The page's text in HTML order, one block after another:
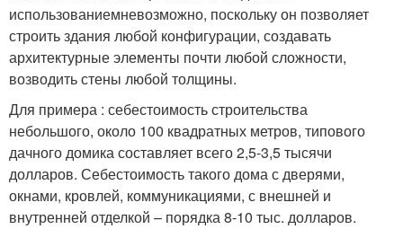
использованиемневозможно, поскольку он позволяет
строить здания любой конфигурации, создавать
архитектурные элементы почти любой сложности,
возводить стены любой толщины.
Для примера : себестоимость строительства
небольшого, около 100 квадратных метров, типового
дачного домика составляет всего 2,5-3,5 тысячи
долларов. Себестоимость такого дома с дверями,
окнами, кровлей, коммуникациями, с внешней и
внутренней отделкой – порядка 8-10 тыс. долларов.